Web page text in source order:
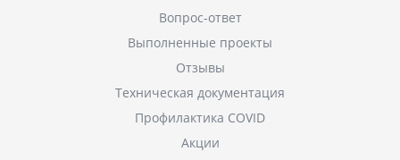
Вопрос-ответ
Выполненные проекты
Отзывы
Техническая документация
Профилактика COVID
Акции